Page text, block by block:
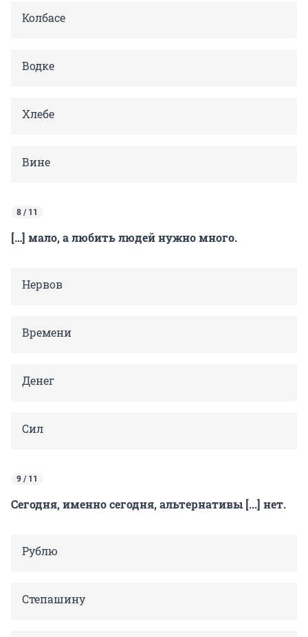
Колбасе
Водке
Хлебе
Вине
8 / 11
[…] мало, а любить людей нужно много.
Нервов
Времени
Денег
Сил
9 / 11
Сегодня, именно сегодня, альтернативы [...] нет.
Рублю
Степашину